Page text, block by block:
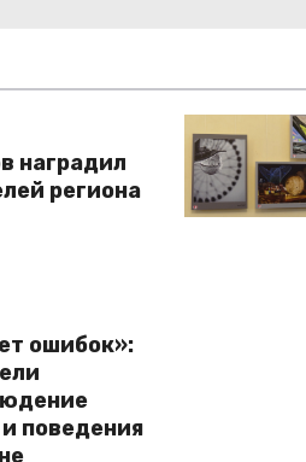
наградил
региона
ошибок»:
поведения